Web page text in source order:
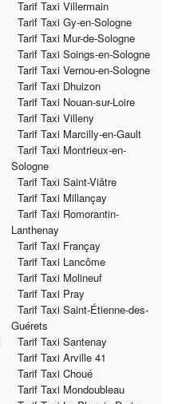
Tarif Taxi Villermain
Tarif Taxi Gy-en-Sologne
Tarif Taxi Mur-de-Sologne
Tarif Taxi Soings-en-Sologne
Tarif Taxi Vernou-en-Sologne
Tarif Taxi Dhuizon
Tarif Taxi Nouan-sur-Loire
Tarif Taxi Villeny
Tarif Taxi Marcilly-en-Gault
Tarif Taxi Montrieux-en-
Sologne
Tarif Taxi Saint-Viâtre
Tarif Taxi Millançay
Tarif Taxi Romorantin-
Lanthenay
Tarif Taxi Françay
Tarif Taxi Lancôme
Tarif Taxi Molineuf
Tarif Taxi Pray
Tarif Taxi Saint-Étienne-des-
Guérets
Tarif Taxi Santenay
Tarif Taxi Arville 41
Tarif Taxi Choué
Tarif Taxi Mondoubleau